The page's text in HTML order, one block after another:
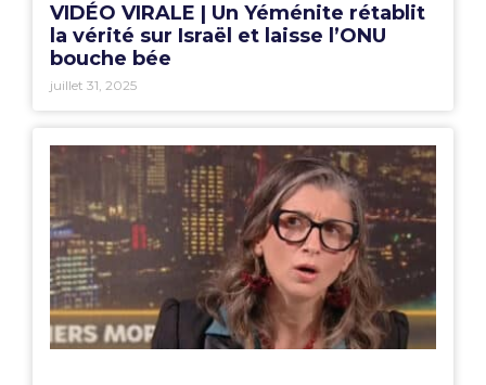
VIDÉO VIRALE | Un Yéménite rétablit
la vérité sur Israël et laisse l’ONU
bouche bée
juillet 31, 2025